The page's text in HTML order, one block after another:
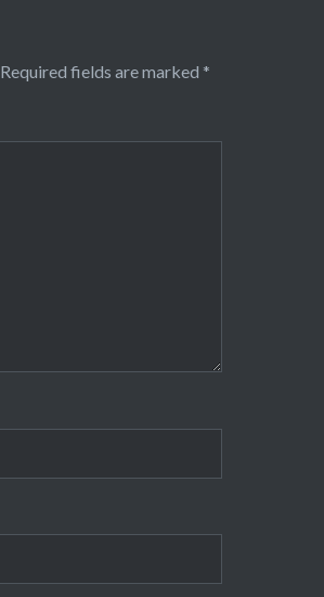
Required fields are marked *